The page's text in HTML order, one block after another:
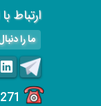
ارتباط
ما را